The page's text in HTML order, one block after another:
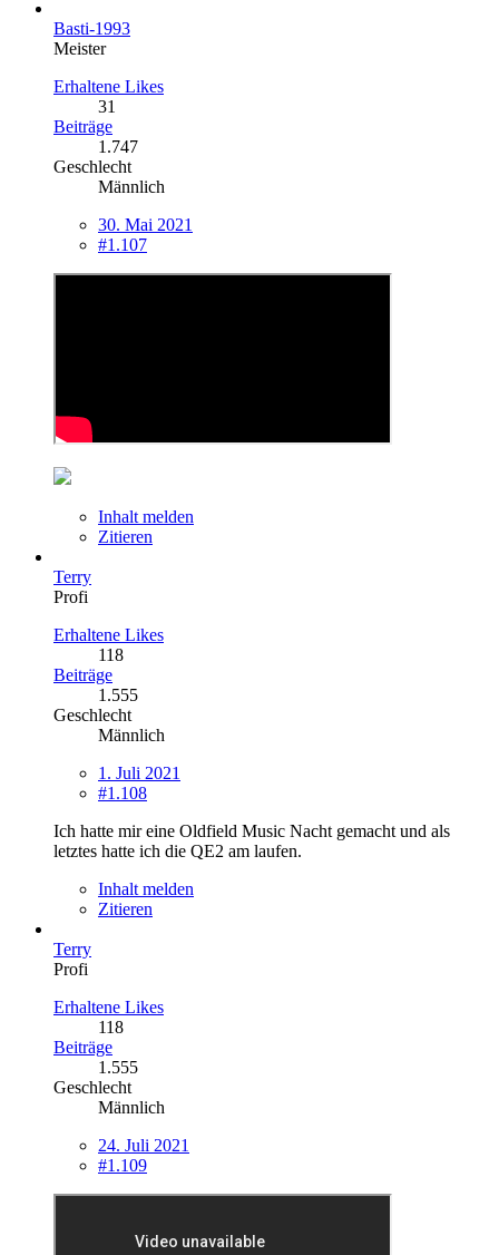
Basti-1993
Meister
Erhaltene Likes
31
Beiträge
1.747
Geschlecht
Männlich
30. Mai 2021
#1.107
Inhalt melden
Zitieren
Terry
Profi
Erhaltene Likes
118
Beiträge
1.555
Geschlecht
Männlich
1. Juli 2021
#1.108
Ich hatte mir eine Oldfield Music Nacht gemacht und als
letztes hatte ich die QE2 am laufen.
Inhalt melden
Zitieren
Terry
Profi
Erhaltene Likes
118
Beiträge
1.555
Geschlecht
Männlich
24. Juli 2021
#1.109